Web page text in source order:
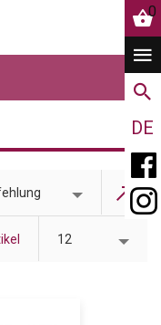
0
DE
12